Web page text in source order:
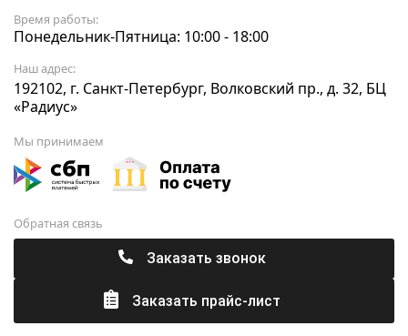
Время работы:
Понедельник-Пятница: 10:00 - 18:00
Наш адрес:
192102, г. Санкт-Петербург, Волковский пр., д. 32, БЦ
«Радиус»
Мы принимаем
Обратная связь
Заказать звонок
Заказать прайс-лист